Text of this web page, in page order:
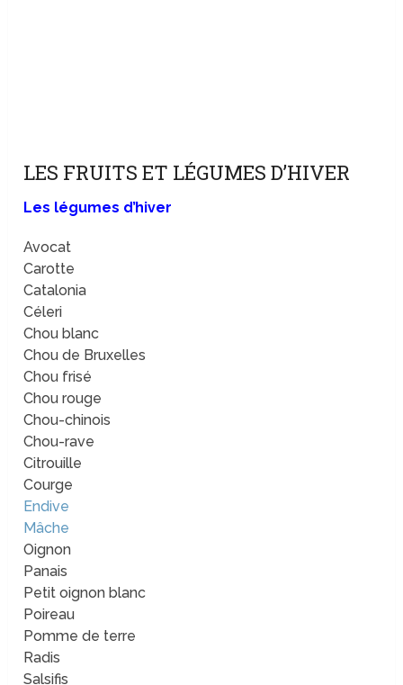
LES FRUITS ET LÉGUMES D’HIVER
Les légumes d’hiver
Avocat
Carotte
Catalonia
Céleri
Chou blanc
Chou de Bruxelles
Chou frisé
Chou rouge
Chou-chinois
Chou-rave
Citrouille
Courge
Endive
Mâche
Oignon
Panais
Petit oignon blanc
Poireau
Pomme de terre
Radis
Salsifis